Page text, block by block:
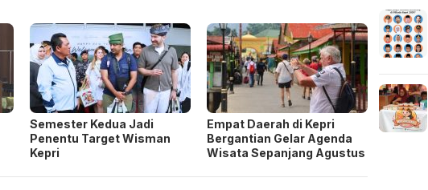
Semester Kedua Jadi
Penentu Target Wisman
Kepri
Empat Daerah di Kepri
Bergantian Gelar Agenda
Wisata Sepanjang Agustus